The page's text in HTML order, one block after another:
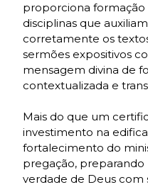
proporciona
disciplinas que
corretamente os
sermões expositivos
mensagem divina de
contextualizada e
Mais do que um
investimento na
fortalecimento do
pregação, preparando
verdade de Deus com